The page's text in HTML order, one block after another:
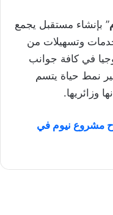
” بإنشاء مستقبل يجمع
خدمات وتسهيلات من
في كافة جوانب
نمط حياة يتسم
وزائريها.
مشروع نيوم في